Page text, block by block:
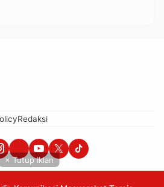
Redaksi
× Tutup Iklan